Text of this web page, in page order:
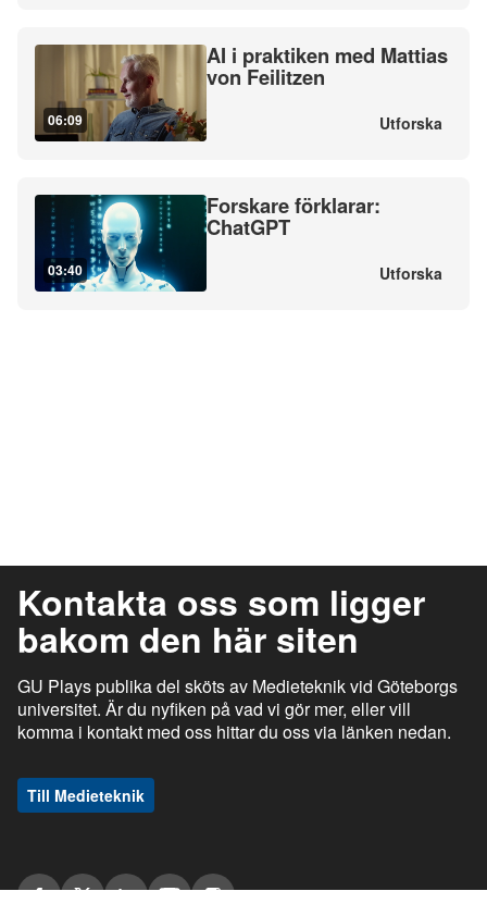
06:09
AI i praktiken med Mattias
von Feilitzen
Utforska
03:40
Forskare förklarar:
ChatGPT
Utforska
Kontakta oss som ligger
bakom den här siten
GU Plays publika del sköts av Medieteknik vid Göteborgs
universitet. Är du nyfiken på vad vi gör mer, eller vill
komma i kontakt med oss hittar du oss via länken nedan.
Till Medieteknik